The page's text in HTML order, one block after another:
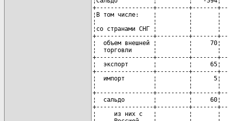
+----------------+---------+-------
¦В том числе:    ¦         ¦
¦                ¦         ¦       ¦
¦со странами СНГ ¦         ¦
+----------------+---------+-------
¦  объем внешней ¦         ¦     70¦
¦  торговли      ¦         ¦
+----------------+---------+-------
¦  экспорт       ¦         ¦
+----------------+---------+-------
¦  импорт        ¦         ¦      5¦
¦                ¦         ¦       ¦
+----------------+---------+-------
¦  сальдо        ¦         ¦
+----------------+---------+-------
¦     из них с   ¦         ¦